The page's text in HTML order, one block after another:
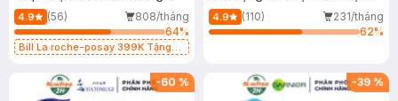
Dụng 40ml
4.9 (56)
808/tháng
64%
Bill La roche-posay 399K Tặng
(SL có hạn)
40ml
4.9 (110)
231/tháng
62%
-60 % -39 %